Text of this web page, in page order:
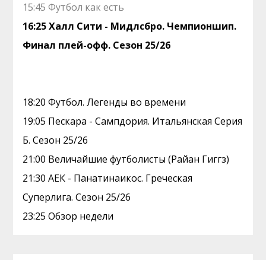
15:45 Футбол как есть
16:25 Халл Сити - Мидлсбро. Чемпионшип.
Финал плей-офф. Сезон 25/26
18:20 Футбол. Легенды во времени
19:05 Пескара - Сампдория. Итальянская Серия
Б. Сезон 25/26
21:00 Величайшие футболисты (Райан Гиггз)
21:30 АЕК - Панатинаикос. Греческая
Суперлига. Сезон 25/26
23:25 Обзор недели